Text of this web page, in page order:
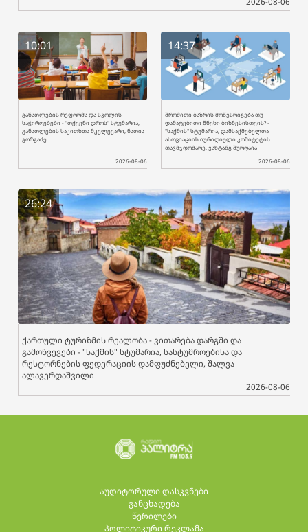
10:01
განათლების რეფორმა და სკოლის
საჭიროებები - "თქვენი დროს" სტუმარია,
განათლების საკითხთა მკვლევარი, ნათია
გორგაძე
2026-08-06
14:37
შრომითი ბაზრის მოწესრიგება თუ
დამატებითი წნეხი ბიზნესისთვის? -
"საქმის" სტუმარია, დამსაქმებელთა
ასოციაციის იურიდიული კომიტეტის
თავმჯდომარე, ვახტანგ შურღაია
2026-08-06
26:24
ქართული ტურიზმის რეალობა - ვითარება დარგში და
გამოწვევები - "საქმის" სტუმარია, სასტუმროებისა და
რესტორნების ფედერაციის დამფუძნებელი, შალვა
ალავერდაშვილი
2026-08-06
აუდიტორული დასკვნები
განცხადება
წერილები
პოლიტიკური რეკლამა